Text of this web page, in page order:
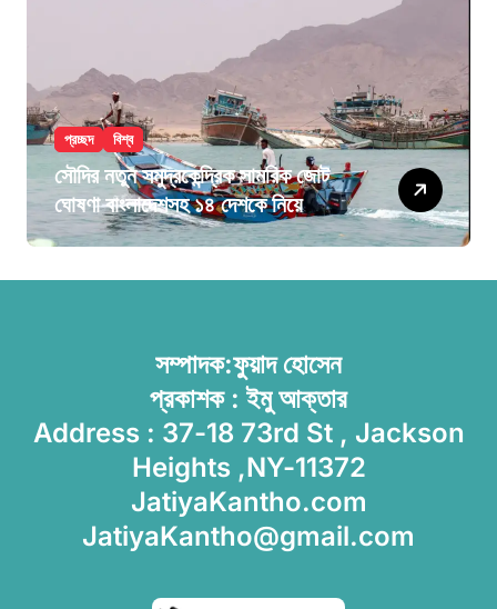
প্রচ্ছদ বিশ্ব
সৌদির নতুন সমুদ্রকেন্দ্রিক সামরিক জোট
ঘোষণা বাংলাদেশসহ ১৪ দেশকে নিয়ে
সম্পাদক:ফুয়াদ হোসেন
প্রকাশক : ইমু আক্তার
Address : 37-18 73rd St , Jackson
Heights ,NY-11372
JatiyaKantho.com
JatiyaKantho@gmail.com